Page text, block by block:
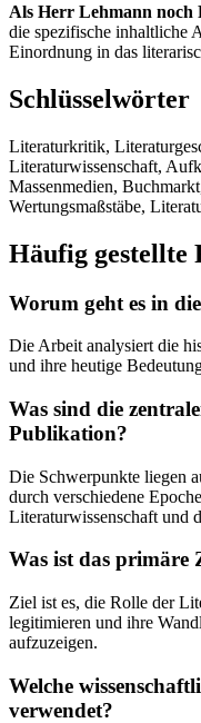
Als Herr Lehmann noch
die spezifische inhaltliche
Einordnung in das
Schlüsselwörter
Literaturkritik,
Literaturwissenschaft,
Massenmedien,
Wertungsmaßstäbe,
Häufig gestellte
Worum geht es in
Die Arbeit analysiert die
und ihre heutige
Was sind die
Publikation?
Die Schwerpunkte liegen
durch verschiedene
Literaturwissenschaft und
Was ist das primäre
Ziel ist es, die Rolle der
legitimieren und ihre
aufzuzeigen.
Welche
verwendet?